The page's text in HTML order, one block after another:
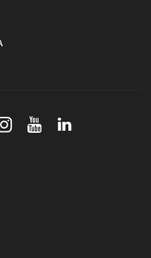
FIRST 2026! (video)